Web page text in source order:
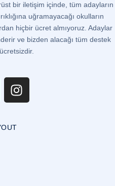
bir iletişim içinde, tüm adayların
uğramayacağı okulların
hiçbir ücret almıyoruz. Adaylar
ve bizden alacağı tüm destek